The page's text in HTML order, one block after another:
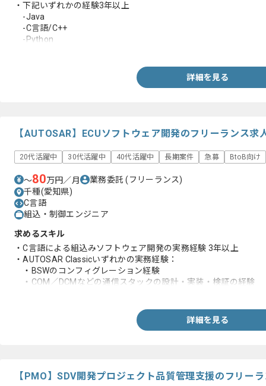
・下記いずれかの経験3年以上
-Java
-C言語/C++
-Python
・ECU検証の自動化に関する知見
詳細を見る
【AUTOSAR】ECUソフトウェア開発のフリーランス求
20代活躍中 30代活躍中 40代活躍中 長期案件 急募 BtoB向け
〜80万円／月 業務委託(フリーランス)
千種(愛知県)
C言語
組込・制御エンジニア
求めるスキル
・C言語による組込みソフトウェア開発の実務経験 3年以上
・AUTOSAR Classicいずれかの実務経験：
・BSWのコンフィグレーション経験
・COM／DCMなどの通信スタックの設計・実装・検証の経験
詳細を見る
【PMO】SDV開発プロジェクト品質管理支援のフリー